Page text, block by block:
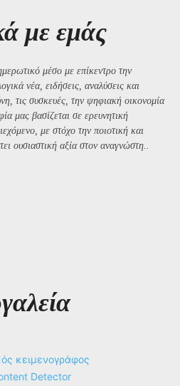
με εμάς
μέσο με επίκεντρο την
νέα, ειδήσεις, αναλύσεις και
τις συσκευές, την ψηφιακή οικονομία
μας βασίζεται σε ερευνητική
με στόχο την ποιοτική και
ουσιαστική αξία στον αναγνώστη..
κειμενογράφος
Detector